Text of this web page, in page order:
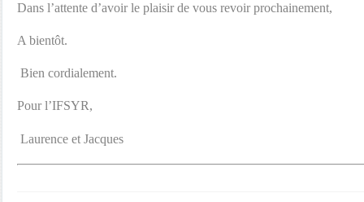
Dans l’attente d’avoir le plaisir de vous revoir prochainement,
A bientôt.
Bien cordialement.
Pour l’IFSYR,
Laurence et